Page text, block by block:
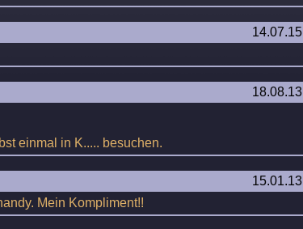
14.07.15
18.08.13
einmal in K..... besuchen.
15.01.13
Mein Kompliment!!